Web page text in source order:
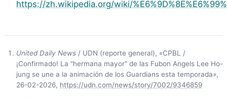
https://zh.wikipedia.org/wiki/
United Daily News / UDN (reporte general), «CPBL /
¡Confirmado! La "hermana mayor" de las Fubon Angels Lee Ho-
jung se une a la animación de los Guardians esta temporada»,
26-02-2026, https://udn.com/news/story/7002/9346859